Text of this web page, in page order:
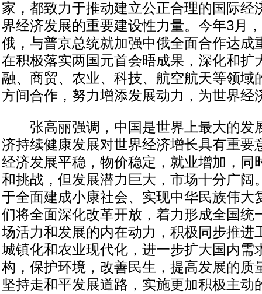
家，都致力于推动建立公正合理的国际经
界经济发展的重要建设性力量。今年3月
俄，与普京总统就加强中俄全面合作达成
在积极落实两国元首会晤成果，深化和扩
融、商贸、农业、科技、航空航天等领域
方间合作，努力增添发展动力，为世界经
张高丽强调，中国是世界上最大的发
济持续健康发展对世界经济增长具有重要
经济发展平稳，物价稳定，就业增加，同
和挑战，但发展潜力巨大，市场十分广阔
于全面建成小康社会、实现中华民族伟大
们将全面深化改革开放，着力形成全国统
场活力和发展的内在动力，积极同步推进
城镇化和农业现代化，进一步扩大国内需
构，保护环境，改善民生，提高发展的质
坚持走和平发展道路，实施更加积极主动